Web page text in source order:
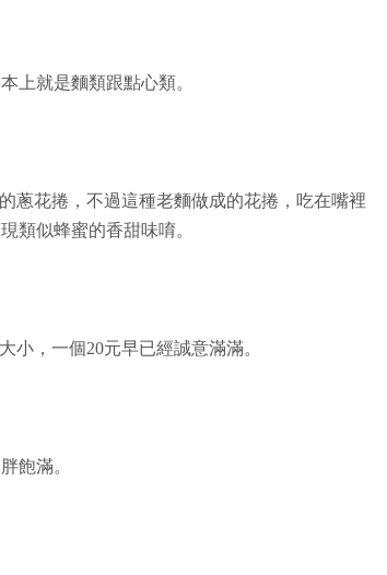
上就是麵類跟點心類。
蔥花捲，不過這種老麵做成的花捲，吃在嘴裡
類似蜂蜜的香甜味唷。
小，一個20元早已經誠意滿滿。
飽滿。